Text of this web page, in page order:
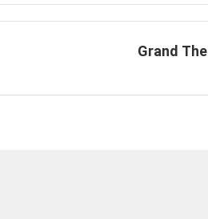
Grand